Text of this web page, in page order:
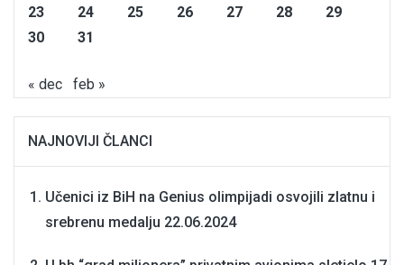
23
24 25 26 27 28
29
30
31
« dec feb »
NAJNOVIJI ČLANCI
Učenici iz BiH na Genius olimpijadi osvojili zlatnu i
srebrenu medalju 22.06.2024